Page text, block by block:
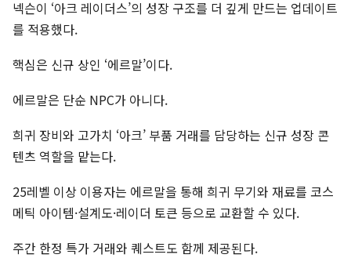
넥슨이 ‘아크 레이더스’의 성장 구조를 더 깊게 만드는 업데이트
를 적용했다.
핵심은 신규 상인 ‘에르말’이다.
에르말은 단순 NPC가 아니다.
희귀 장비와 고가치 ‘아크’ 부품 거래를 담당하는 신규 성장 콘
텐츠 역할을 맡는다.
25레벨 이상 이용자는 에르말을 통해 희귀 무기와 재료를 코스
메틱 아이템·설계도·레이더 토큰 등으로 교환할 수 있다.
주간 한정 특가 거래와 퀘스트도 함께 제공된다.